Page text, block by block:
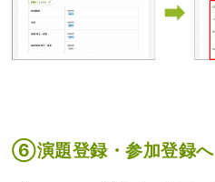
⑥演題登録・参加登録へ